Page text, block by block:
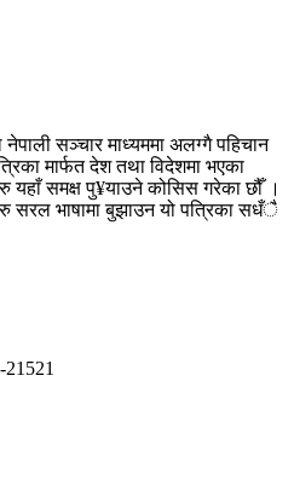
सञ्चार माध्यममा अलग्गै पहिचान
मार्फत देश तथा विदेशमा भएका
यहाँ समक्ष पु¥याउने कोसिस गरेका छौँ ।
सरल भाषामा बुझाउन यो पत्रिका सधँै